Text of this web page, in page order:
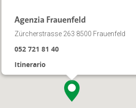
Agenzia Frauenfeld
Zürcherstrasse 263 8500 Frauenfeld
052 721 81 40
Itinerario